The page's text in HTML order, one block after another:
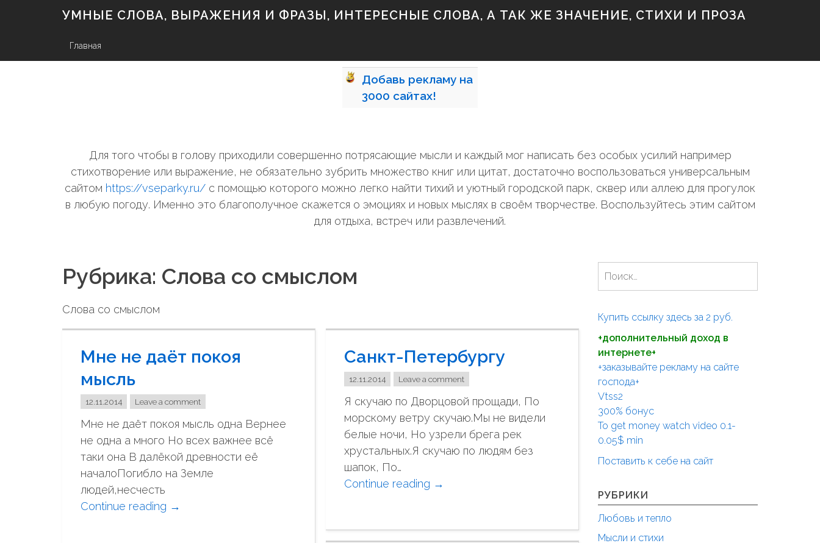
УМНЫЕ СЛОВА, ВЫРАЖЕНИЯ И ФРАЗЫ, ИНТЕРЕСНЫЕ СЛОВА, А ТАК ЖЕ ЗНАЧЕНИЕ, СТИХИ И ПРОЗА
k
p
Главная
Добавь рекламу на
3000 сайтах!
Для того чтобы в голову приходили совершенно потрясающие мысли и каждый мог написать без особых усилий например
стихотворение или выражение, не обязательно зубрить множество книг или цитат, достаточно воспользоваться универсальным
сайтом https://vseparky.ru/ с помощью которого можно легко найти тихий и уютный городской парк, сквер или аллею для прогулок
в любую погоду. Именно это благополучное скажется о эмоциях и новых мыслях в своём творчестве. Воспользуйтесь этим сайтом
для отдыха, встреч или развлечений.
Рубрика: Слова со смыслом
Слова со смыслом
Мне не даёт покоя
мысль
12.11.2014 Leave a comment
Мне не даёт покоя мысль одна Вернее
не одна а много Но всех важнее всё
таки она В далёкой древности её
началоПогибло на Земле
людей,несчесть
Continue reading "→
Санкт-Петербургу
12.11.2014 Leave a comment
Я скучаю по Дворцовой прощади, По
морскому ветру скучаю.Мы не видели
белые ночи, Но узрели брега рек
хрустальных.Я скучаю по людям без
шапок, По…
Continue reading "
н
→
т
:
Купить ссылку здесь за 2 руб.
+дополнительный доход в
интернете+
+заказывайте рекламу на сайте
господа+
Vtss2
300% бонус
To get money watch video 0.1-
0.05$ min
Поставить к себе на сайт
РУБРИКИ
Любовь и тепло
Мысли и стихи